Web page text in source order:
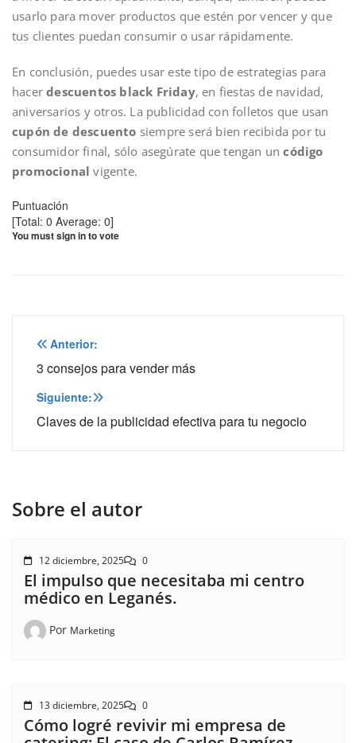
usarlo para mover productos que estén por vencer y que
tus clientes puedan consumir o usar rápidamente.
En conclusión, puedes usar este tipo de estrategias para
hacerdescuentos black Friday, en fiestas de navidad,
aniversarios y otros. La publicidad con folletos que usan
cupón de descuento siempre será bien recibida por tu
consumidor final, sólo asegúrate que tengan uncódigo
promocional vigente.
Puntuación
[Total: 0 Average: 0]
You must sign in to vote
Navegación
de
entradas
Anterior:
3 consejos para vender más
Siguiente:
Claves de la publicidad efectiva para tu negocio
Sobre el autor
13 diciembre, 2025 0
Cómo logré revivir mi empresa de
12 diciembre, 2025 0
El impulso que necesitaba mi centro
médico en Leganés.
Por Marketing